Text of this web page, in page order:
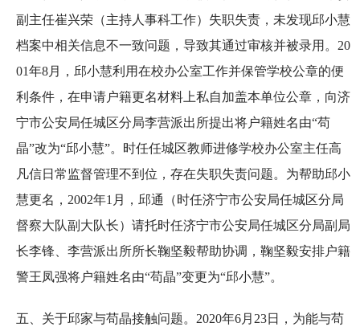
副主任崔兴荣（主持人事科工作）失职失责，未发现邱小慧
档案中相关信息不一致问题，导致其通过审核并被录用。20
01年8月，邱小慧利用在校办公室工作并保管学校公章的便
利条件，在申请户籍更名材料上私自加盖本单位公章，向济
宁市公安局任城区分局李营派出所提出将户籍姓名由“苟
晶”改为“邱小慧”。时任任城区教师进修学校办公室主任高
凡信日常监督管理不到位，存在失职失责问题。为帮助邱小
慧更名，2002年1月，邱通（时任济宁市公安局任城区分局
督察大队副大队长）请托时任济宁市公安局任城区分局副局
长李锋、李营派出所所长鞠坚毅帮助协调，鞠坚毅安排户籍
警王凤强将户籍姓名由“苟晶”变更为“邱小慧”。
五、关于邱家与苟晶接触问题。2020年6月23日，为能与苟